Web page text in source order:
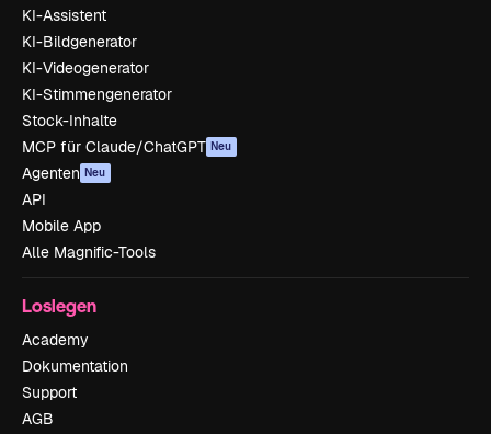
KI-Assistent
KI-Bildgenerator
KI-Videogenerator
KI-Stimmengenerator
Stock-Inhalte
MCP für Claude/ChatGPT Neu
Agenten Neu
API
Mobile App
Alle Magnific-Tools
Loslegen
Academy
Dokumentation
Support
AGB